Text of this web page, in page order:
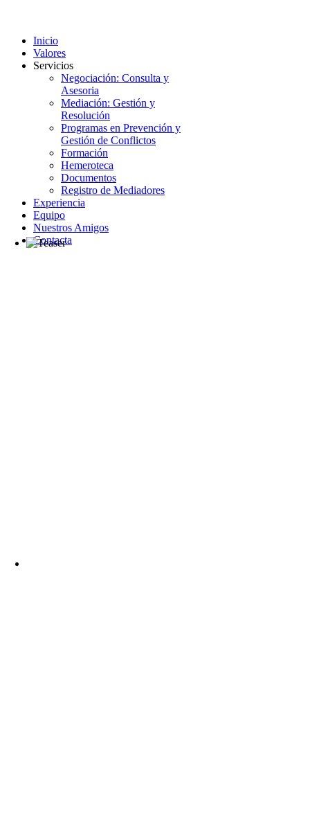
Inicio
Valores
Servicios
Negociación: Consulta y
Asesoria
Mediación: Gestión y
Resolución
Programas en Prevención y
Gestión de Conflictos
Formación
Hemeroteca
Documentos
Registro de Mediadores
Experiencia
Equipo
Nuestros Amigos
Contacta